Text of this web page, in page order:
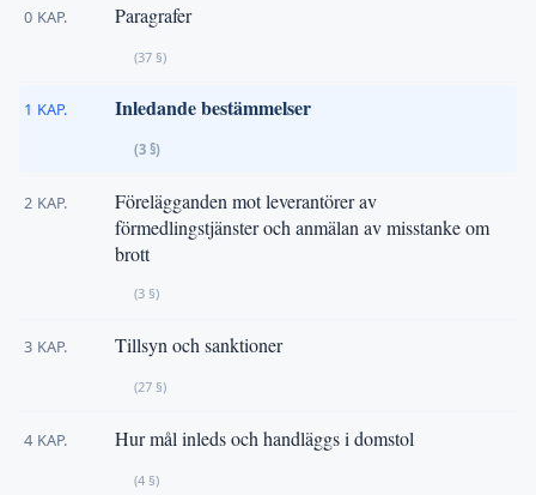
0 KAP. Paragrafer
(37 §)
1 KAP. Inledande bestämmelser
(3 §)
2 KAP.
Förelägganden mot leverantörer av
förmedlingstjänster och anmälan av misstanke om
brott
(3 §)
3 KAP. Tillsyn och sanktioner
(27 §)
4 KAP. Hur mål inleds och handläggs i domstol
(4 §)